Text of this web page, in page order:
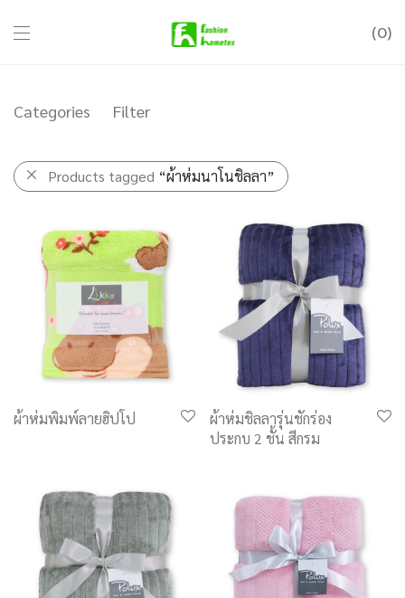
0
Categories Filter
Products tagged “ผ้าห่มนาโนชิลลา”
ผ้าห่มพิมพ์ลายฮิปโป
ผ้าห่มชิลลารุ่นชักร่อง
ประกบ 2 ชั้น สีกรม